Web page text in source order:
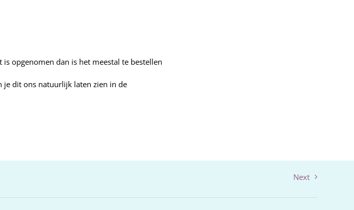
opgenomen dan is het meestal te bestellen
je dit ons natuurlijk laten zien in de
Next